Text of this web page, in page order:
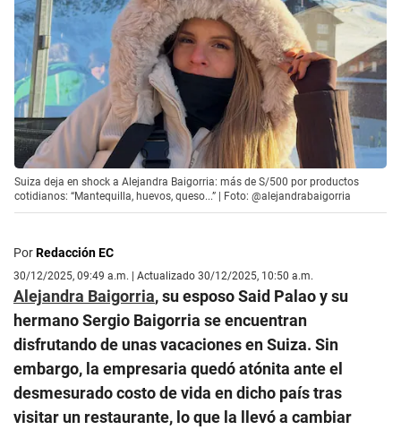
Suiza deja en shock a Alejandra Baigorria: más de S/500 por productos
cotidianos: “Mantequilla, huevos, queso...” | Foto: @alejandrabaigorria
PorRedacción EC
30/12/2025, 09:49 a.m. | Actualizado 30/12/2025, 10:50 a.m.
Alejandra Baigorria, su esposo Said Palao y su
hermano Sergio Baigorria se encuentran
disfrutando de unas vacaciones en Suiza. Sin
embargo, la empresaria quedó atónita ante el
desmesurado costo de vida en dicho país tras
visitar un restaurante, lo que la llevó a cambiar